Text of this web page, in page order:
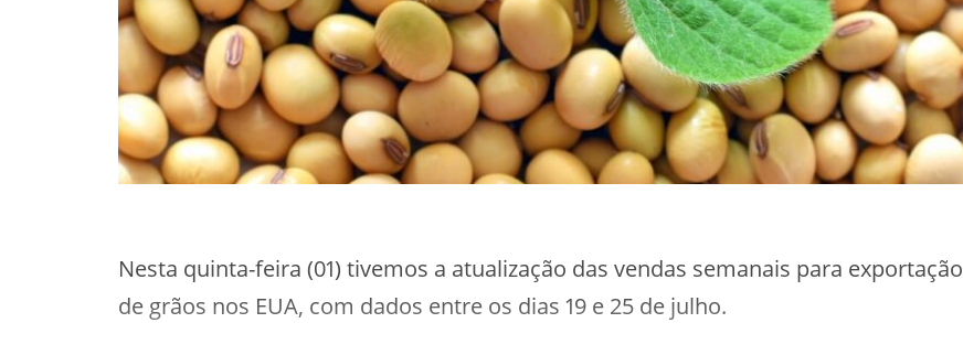
Nesta quinta-feira (01) tivemos a atualização das vendas semanais para exportação
de grãos nos EUA, com dados entre os dias 19 e 25 de julho.